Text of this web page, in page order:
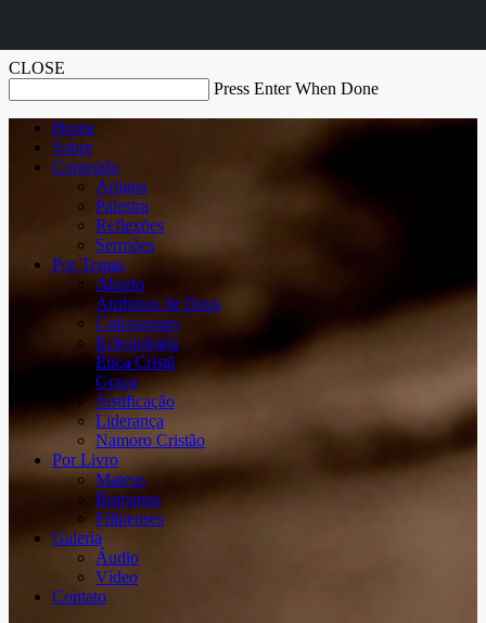
CLOSE
Press Enter When Done
Home
Sobre
Conteúdo
Artigos
Palestra
Reflexões
Sermões
Por Temas
Aborto
Atributos de Deus
Colossenses
Eclesiologia
Ética Cristã
Graça
Justificação
Liderança
Namoro Cristão
Por Livro
Mateus
Romanos
Filipenses
Galeria
Áudio
Vídeo
Contato